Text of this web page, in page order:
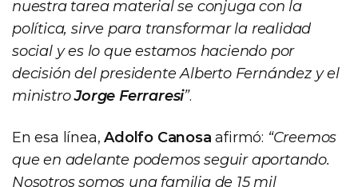
nuestra tarea material se conjuga con la
política, sirve para transformar la realidad
social y es lo que estamos haciendo por
decisión del presidente Alberto Fernández y el
ministroJorge Ferraresi”.
En esa línea,Adolfo Canosa afirmó: “Creemos
que en adelante podemos seguir aportando.
Nosotros somos una familia de 15 mil